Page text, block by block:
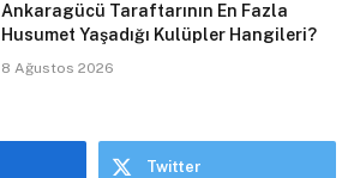
Ankaragücü Taraftarının En Fazla
Husumet Yaşadığı Kulüpler Hangileri?
8 Ağustos 2026
Twitter